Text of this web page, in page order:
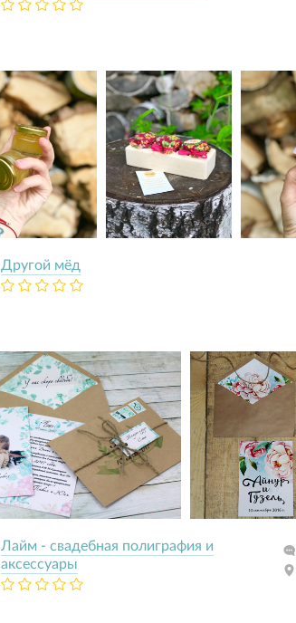
Другой мёд
Лайм - свадебная полиграфия и
аксессуары